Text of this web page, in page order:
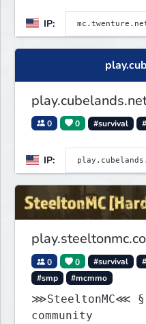
Server set in
1.20.2. Get
that you will
on one of the
in the world!
IP:
0 0 #survival
IP:
0 0 #survival
#smp
#mcmmo
⋙SteeltonMC⋘
community